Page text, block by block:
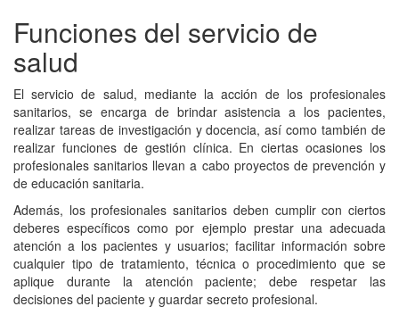
Funciones del servicio de
salud
El servicio de salud, mediante la acción de los profesionales
sanitarios, se encarga de brindar asistencia a los pacientes,
realizar tareas de investigación y docencia, así como también de
realizar funciones de gestión clínica. En ciertas ocasiones los
profesionales sanitarios llevan a cabo proyectos de prevención y
de educación sanitaria.
Además, los profesionales sanitarios deben cumplir con ciertos
deberes específicos como por ejemplo prestar una adecuada
atención a los pacientes y usuarios; facilitar información sobre
cualquier tipo de tratamiento, técnica o procedimiento que se
aplique durante la atención paciente; debe respetar las
decisiones del paciente y guardar secreto profesional.